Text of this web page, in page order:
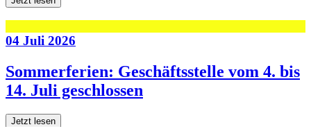
04 Juli 2026
Sommerferien: Geschäftsstelle vom 4. bis
14. Juli geschlossen
Jetzt lesen